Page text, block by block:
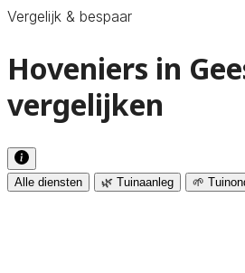
Vergelijk & bespaar
Hoveniers in
vergelijken
Alle diensten 🌿 Tuinaanleg 🌱